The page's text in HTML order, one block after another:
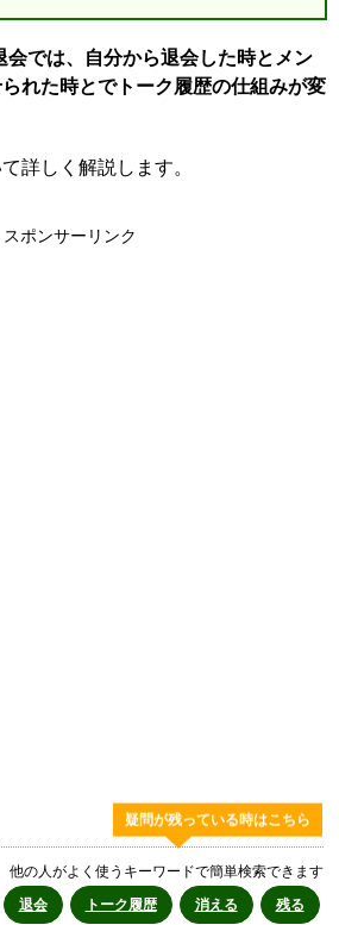
では、自分から退会した時とメン
れた時とでトーク履歴の仕組みが変
詳しく解説します。
スポンサーリンク
疑問が残っている時はこちら
他の人がよく使うキーワードで簡単検索できます
退会
トーク履歴 消える 残る